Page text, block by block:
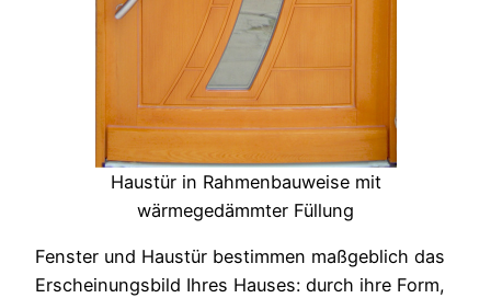
Haustür in Rahmenbauweise mit
wärmegedämmter Füllung
Fenster und Haustür bestimmen maßgeblich das
Erscheinungsbild Ihres Hauses: durch ihre Form,